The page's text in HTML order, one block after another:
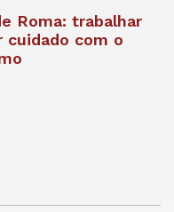
Roma: trabalhar
cuidado com o